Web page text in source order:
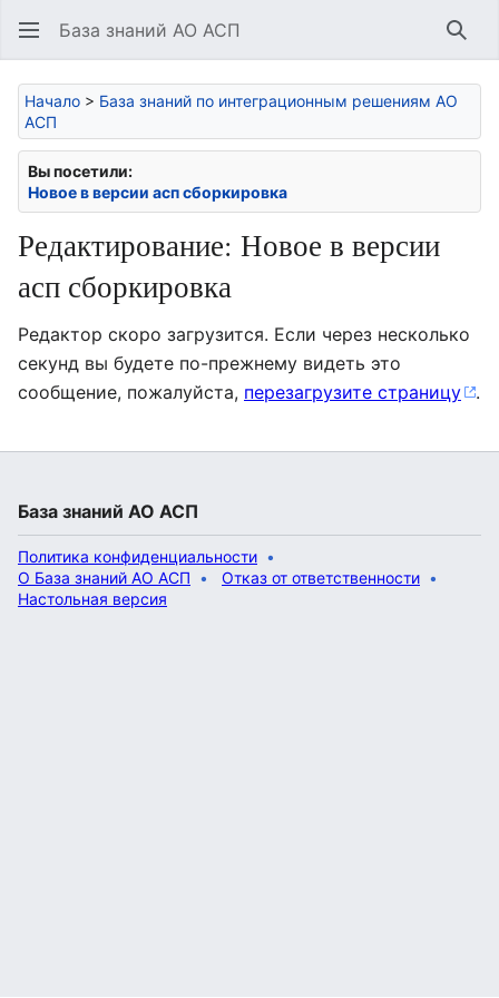
База знаний АО АСП
Начало > База знаний по интеграционным решениям АО
АСП
Вы посетили:
Новое в версии асп сборкировка
Редактирование: Новое в версии
асп сборкировка
Редактор скоро загрузится. Если через несколько
секунд вы будете по-прежнему видеть это
сообщение, пожалуйста, перезагрузите страницу .
База знаний АО АСП
Политика конфиденциальности
О База знаний АО АСП
Отказ от ответственности
Настольная версия